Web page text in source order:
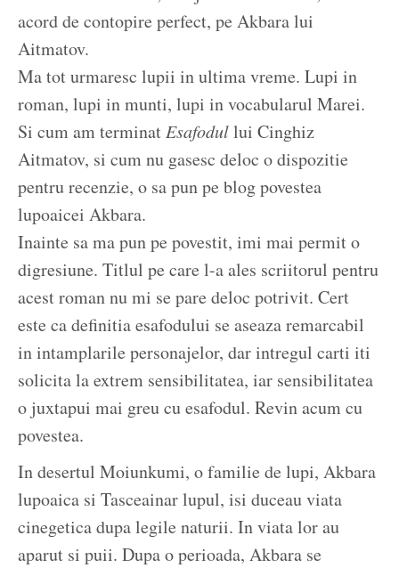
acord de contopire perfect, pe Akbara lui
Aitmatov.
Ma tot urmaresc lupii in ultima vreme. Lupi in
roman, lupi in munti, lupi in vocabularul Marei.
Si cum am terminatEsafodullui Cinghiz
Aitmatov, si cum nu gasesc deloc o dispozitie
pentru recenzie, o sa pun pe blog povestea
lupoaicei Akbara.
Inainte sa ma pun pe povestit, imi mai permit o
digresiune. Titlul pe care l-a ales scriitorul pentru
acest roman nu mi se pare deloc potrivit. Cert
este ca definitia esafodului se aseaza remarcabil
in intamplarile personajelor, dar intregul carti iti
solicita la extrem sensibilitatea, iar sensibilitatea
o juxtapui mai greu cu esafodul. Revin acum cu
povestea.
In desertul Moiunkumi, o familie de lupi, Akbara
lupoaica si Tasceainar lupul, isi duceau viata
cinegetica dupa legile naturii. In viata lor au
aparut si puii. Dupa o perioada, Akbara se